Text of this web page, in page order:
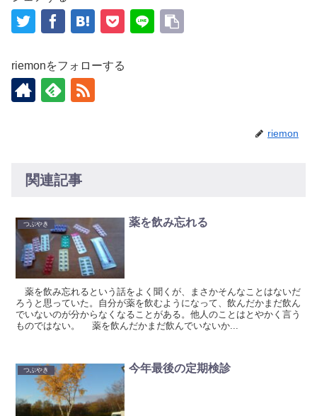
riemonをフォローする
riemon
関連記事
つぶやき 薬を飲み忘れる
薬を飲み忘れるという話をよく聞くが、まさかそんなことはないだ
ろうと思っていた。自分が薬を飲むようになって、飲んだかまだ飲ん
でいないのが分からなくなることがある。他人のことはとやかく言う
ものではない。 薬を飲んだかまだ飲んでいないか...
つぶやき 今年最後の定期検診